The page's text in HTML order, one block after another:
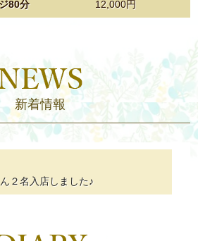
80分 12,000円
新着情報
２名入店しました♪